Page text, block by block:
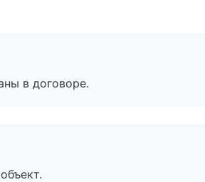
в договоре.